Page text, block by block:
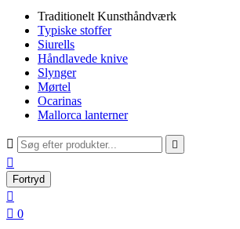
Traditionelt Kunsthåndværk
Typiske stoffer
Siurells
Håndlavede knive
Slynger
Mørtel
Ocarinas
Mallorca lanterner
 

Fortryd

 0